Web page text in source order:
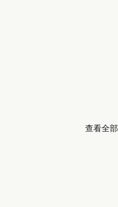
查看全部